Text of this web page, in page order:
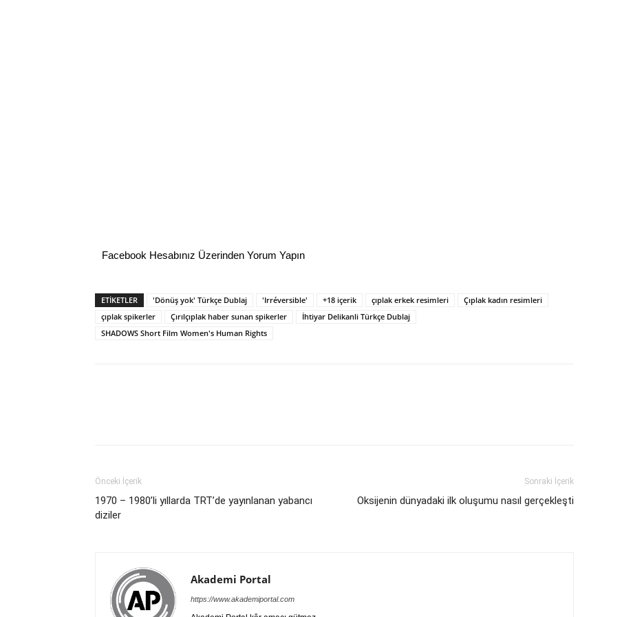
Facebook Hesabınız Üzerinden Yorum Yapın
ETİKETLER 'Dönüş yok' Türkçe Dublaj 'Irréversible' +18 içerik çıplak erkek resimleri
Çıplak kadın resimleri
çıplak spikerler
Çırılçıplak haber sunan spikerler
İhtiyar Delikanli Türkçe Dublaj
SHADOWS Short Film Women's Human Rights
Önceki İçerik
1970 – 1980’li yıllarda TRT’de yayınlanan yabancı
diziler
Sonraki İçerik
Oksijenin dünyadaki ilk oluşumu nasıl gerçekleşti
Akademi Portal
https://www.akademiportal.com